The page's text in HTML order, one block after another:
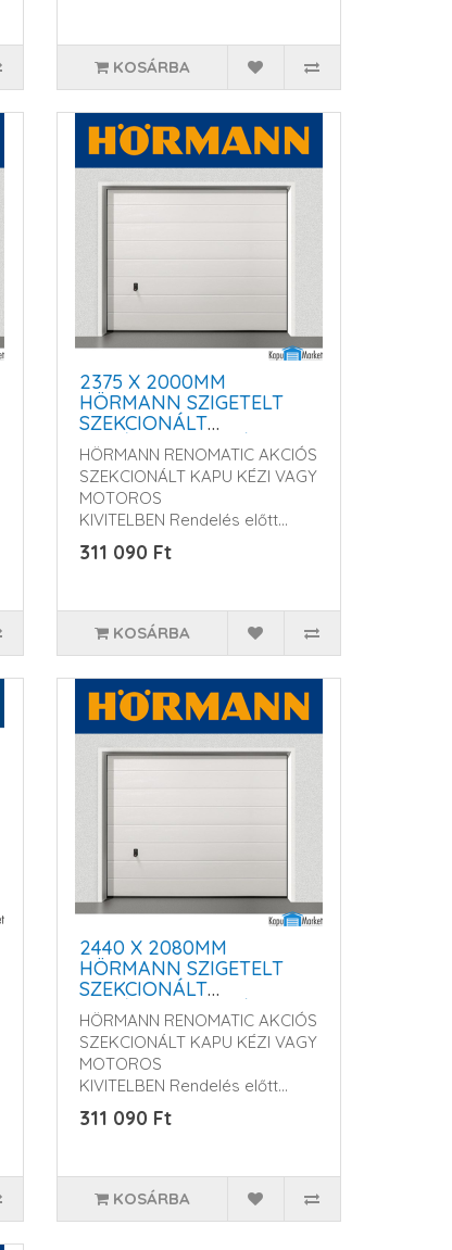
KOSÁRBA
2375 X 2000MM
HÖRMANN SZIGETELT
SZEKCIONÁLT
GARÁZSKAPU - KÉZI
VAGY MOTOROS
MŰKÖDTETÉSSEL
HÖRMANN RENOMATIC AKCIÓS
SZEKCIONÁLT KAPU KÉZI VAGY
MOTOROS
KIVITELBEN Rendelés előtt
kérem érd..
311 090 Ft
KOSÁRBA
2440 X 2080MM
HÖRMANN SZIGETELT
SZEKCIONÁLT
GARÁZSKAPU - KÉZI
VAGY MOTOROS
MŰKÖDTETÉSSEL
HÖRMANN RENOMATIC AKCIÓS
SZEKCIONÁLT KAPU KÉZI VAGY
MOTOROS
KIVITELBEN Rendelés előtt
kérem érd..
311 090 Ft
KOSÁRBA